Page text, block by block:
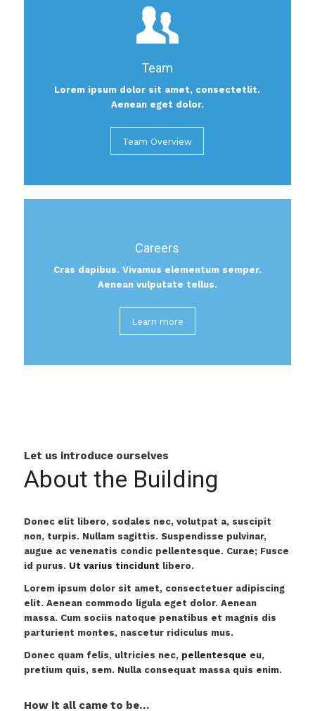
Team
Lorem ipsum dolor sit amet, consectetlit.
Aenean eget dolor.
Team Overview
Careers
Cras dapibus. Vivamus elementum semper.
Aenean vulputate tellus.
Learn more
Let us introduce ourselves
About the Building
Donec elit libero, sodales nec, volutpat a, suscipit
non, turpis. Nullam sagittis. Suspendisse pulvinar,
augue ac venenatis condic pellentesque. Curae; Fusce
id purus. Ut varius tincidunt libero.
Lorem ipsum dolor sit amet, consectetuer adipiscing
elit. Aenean commodo ligula eget dolor. Aenean
massa. Cum sociis natoque penatibus et magnis dis
parturient montes, nascetur ridiculus mus.
Donec quam felis, ultricies nec, pellentesque eu,
pretium quis, sem. Nulla consequat massa quis enim.
How it all came to be…